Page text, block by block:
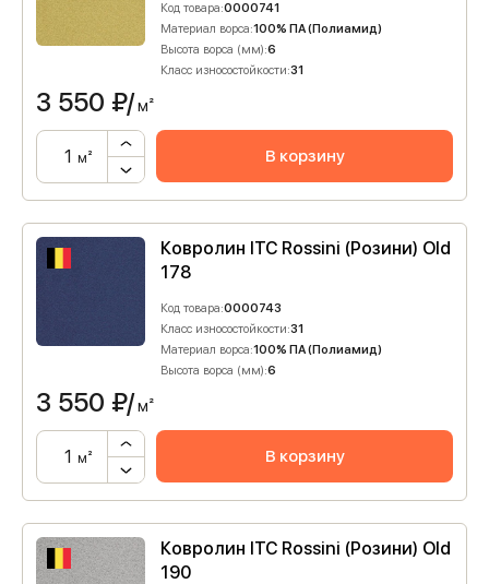
Код товара:0000741
Материал ворса:100% ПА (Полиамид)
Высота ворса (мм):6
Класс износостойкости:31
3 550 ₽/м²
м² В корзину
Ковролин ITC Rossini (Розини) Old
178
Код товара:0000743
Класс износостойкости:31
Материал ворса:100% ПА (Полиамид)
Высота ворса (мм):6
3 550 ₽/м²
м² В корзину
Ковролин ITC Rossini (Розини) Old
190